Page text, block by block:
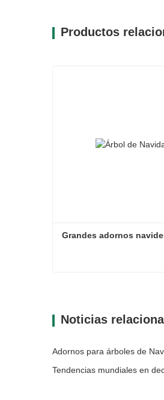
Productos
Grandes adornos
Noticias